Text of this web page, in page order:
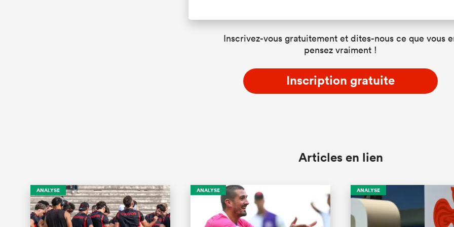
Inscrivez-vous gratuitement et dites-nous ce que vous
pensez vraiment !
Inscription gratuite
Articles en lien
ANALYSE ANALYSE ANALYSE